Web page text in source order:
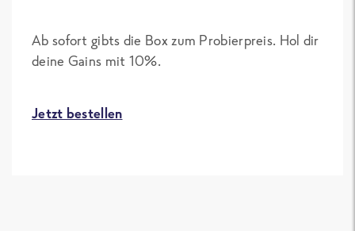
Ab sofort gibts die Box zum Probierpreis. Hol dir
deine Gains mit 10%.
Jetzt bestellen